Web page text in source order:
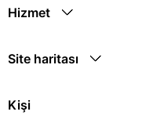
Hizmet
Site haritası
Kişi